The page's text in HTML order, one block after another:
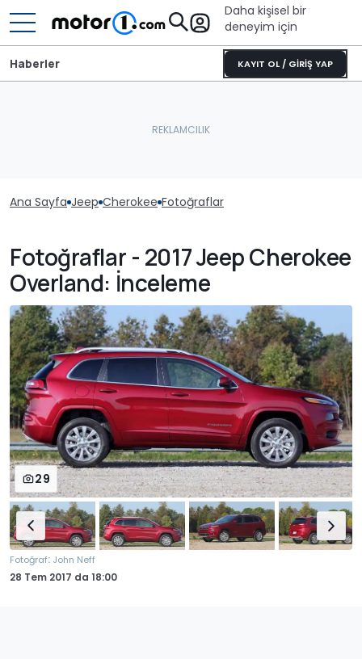
Daha kişisel bir
deneyim için
KAYIT OL / GİRİŞ YAP
Haberler
Ana Sayfa Jeep Cherokee Fotoğraflar
Fotoğraflar - 2017 Jeep Cherokee
Overland: İnceleme
29
Fotoğraf: John Neff
28 Tem 2017 da 18:00